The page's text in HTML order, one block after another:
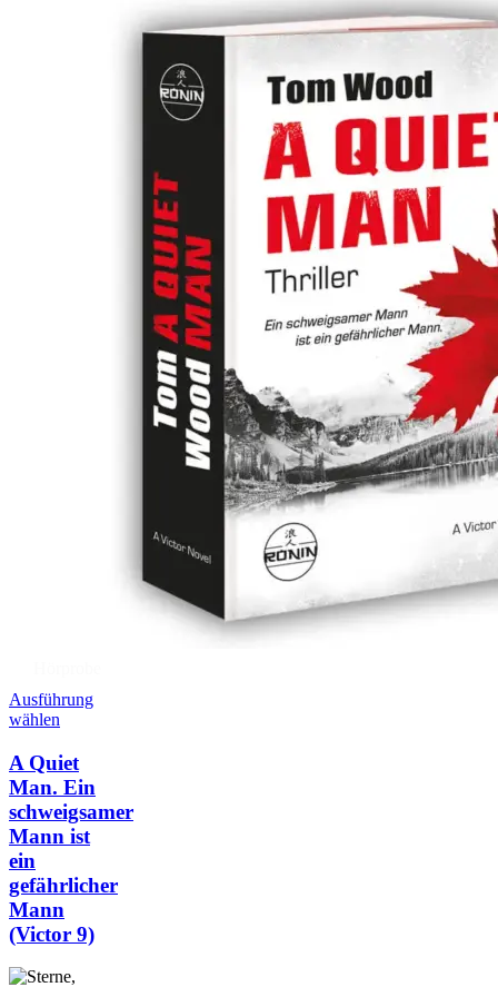
Ausführung
wählen
A Quiet
Man. Ein
schweigsamer
Mann ist
ein
gefährlicher
Mann
(Victor 9)